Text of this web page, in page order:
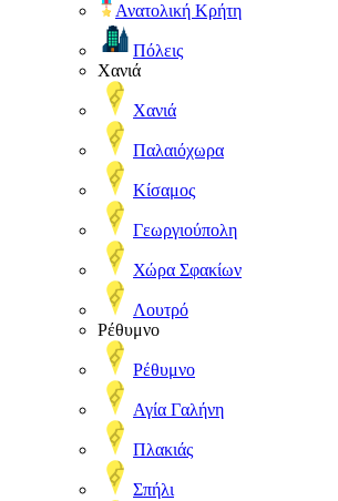
Ανατολική Κρήτη
Πόλεις
Χανιά
Χανιά
Παλαιόχωρα
Κίσαμος
Γεωργιούπολη
Χώρα Σφακίων
Λουτρό
Ρέθυμνο
Ρέθυμνο
Αγία Γαλήνη
Πλακιάς
Σπήλι